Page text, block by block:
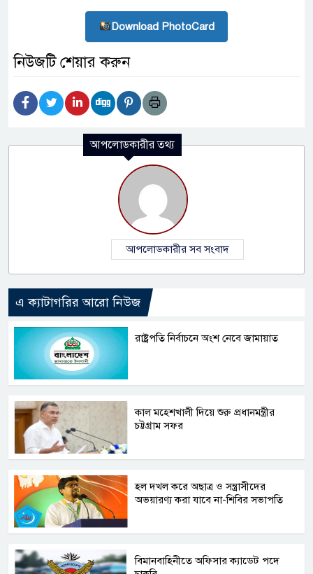
Download PhotoCard
নিউজটি শেয়ার করুন
আপলোডকারীর তথ্য
আপলোডকারীর সব সংবাদ
এ ক্যাটাগরির আরো নিউজ
রাষ্ট্রপতি নির্বাচনে অংশ নেবে জামায়াত
কাল মহেশখালী দিয়ে শুরু প্রধানমন্ত্রীর
চট্টগ্রাম সফর
হল দখল করে অছাত্র ও সন্ত্রাসীদের
অভয়ারণ্য করা যাবে না-শিবির সভাপতি
বিমানবাহিনীতে অফিসার ক্যাডেট পদে